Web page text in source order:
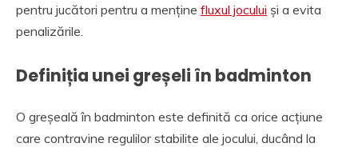
pentru jucători pentru a menține fluxul jocului și a evita
penalizările.
Definiția unei greșeli în badminton
O greșeală în badminton este definită ca orice acțiune
care contravine regulilor stabilite ale jocului, ducând la